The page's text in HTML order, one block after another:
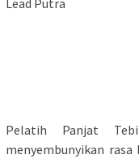
Lead Putra
Pelatih Panjat
menyembunyikan